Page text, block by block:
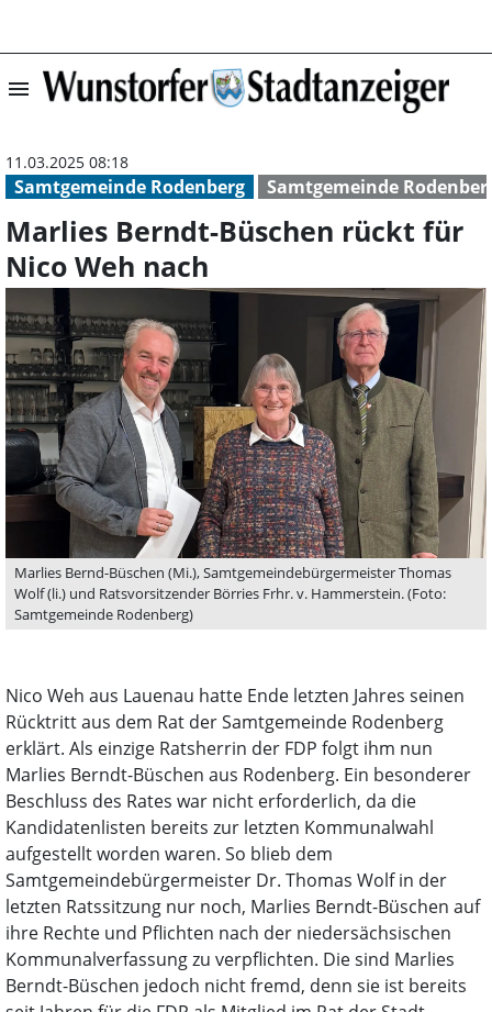
menu Marlies Berndt-
Samtgemeinde Rodenberg Samtgemeinde
11.03.2025 08:18
Marlies Berndt-Büschen rückt für
Nico Weh nach
Marlies Bernd-Büschen (Mi.), Samtgemeindebürgermeister Thomas
Wolf (li.) und Ratsvorsitzender Börries Frhr. v. Hammerstein. (Foto:
Samtgemeinde Rodenberg)
Nico Weh aus Lauenau hatte Ende letzten Jahres seinen
Rücktritt aus dem Rat der Samtgemeinde Rodenberg
erklärt. Als einzige Ratsherrin der FDP folgt ihm nun
Marlies Berndt-Büschen aus Rodenberg. Ein besonderer
Beschluss des Rates war nicht erforderlich, da die
Kandidatenlisten bereits zur letzten Kommunalwahl
aufgestellt worden waren. So blieb dem
Samtgemeindebürgermeister Dr. Thomas Wolf in der
letzten Ratssitzung nur noch, Marlies Berndt-Büschen auf
ihre Rechte und Pflichten nach der niedersächsischen
Kommunalverfassung zu verpflichten. Die sind Marlies
Berndt-Büschen jedoch nicht fremd, denn sie ist bereits